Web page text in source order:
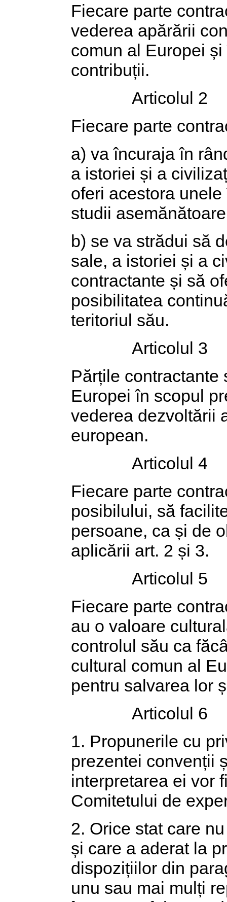
Fiecare parte
vederea apărării
comun al Europei
contribuții.
Articolul 2
Fiecare parte
a) va încuraja în
a istoriei și a
oferi acestora
studii
b) se va strădui să
sale, a istoriei și a
contractante și să
posibilitatea
teritoriul său.
Articolul 3
Părțile
Europei în scopul
vederea dezvoltării
european.
Articolul 4
Fiecare parte
posibilului, să
persoane, ca și de
aplicării art. 2 și 3.
Articolul 5
Fiecare parte
au o valoare
controlul său ca
cultural comun al
pentru salvarea lor
Articolul 6
1. Propunerile cu
prezentei convenții
interpretarea ei vor
Comitetului de
2. Orice stat care
și care a aderat la
dispozițiilor din
unu sau mai mulți